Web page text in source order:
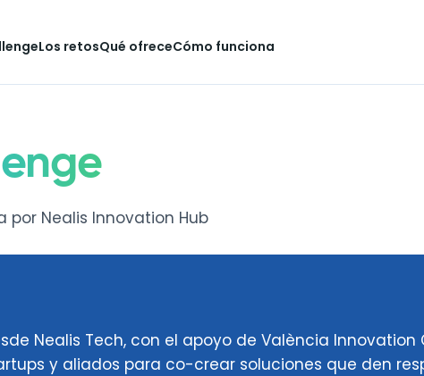
Los retosQué ofreceCómo funciona
Nealis Innovation Hub
Nealis Tech, con el apoyo de València
y aliados para co-crear soluciones que den